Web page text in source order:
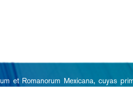
et Romanorum Mexicana, cuyas